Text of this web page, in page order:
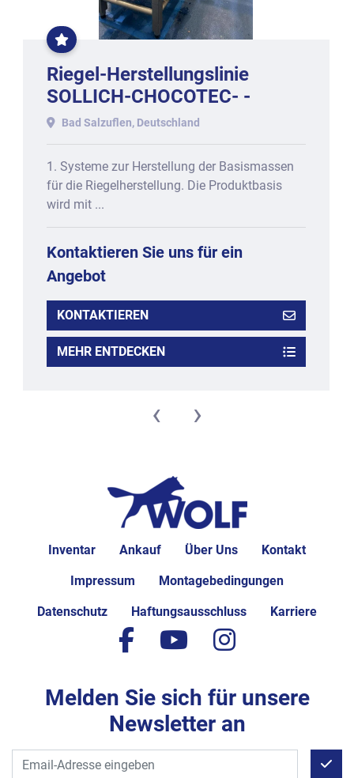
EXKLUSIVE
RIEGEL
CONBAR
LINIE
Riegel-Herstellungslinie
SOLLICH-CHOCOTEC- -
STEPHAN, für
PROTEINRIEGEL, bestehend
aus
Bad Salzuflen, Deutschland
1. Systeme zur Herstellung der Basismassen
für die Riegelherstellung. Die Produktbasis
wird mit ...
Kontaktieren Sie uns für ein
Angebot
KONTAKTIEREN
MEHR ENTDECKEN
‹ ›
Inventar Ankauf Über Uns Kontakt
Impressum Montagebedingungen
Datenschutz Haftungsausschluss Karriere
facebook
youtubeinstagram
Melden Sie sich für unsere
Newsletter an